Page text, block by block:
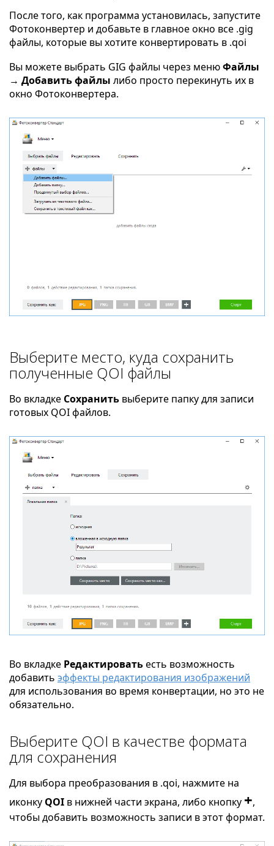
После того, как программа установилась, запустите
Фотоконвертер и добавьте в главное окно все .gig
файлы, которые вы хотите конвертировать в .qoi
Вы можете выбрать GIG файлы через менюФайлы
→ Добавить файлы либо просто перекинуть их в
окно Фотоконвертера.
Выберите место, куда сохранить
полученные QOI файлы
Во вкладке Сохранить выберите папку для записи
готовых QOI файлов.
Во вкладке Редактироватьесть возможность
добавить эффекты редактирования изображений
для использования во время конвертации, но это не
обязательно.
Выберите QOI в качестве формата
для сохранения
Для выбора преобразования в .qoi, нажмите на
иконку QOI в нижней части экрана, либо кнопку +,
чтобы добавить возможность записи в этот формат.